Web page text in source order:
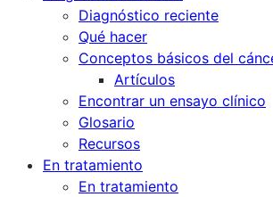
Diagnóstico reciente
Qué hacer
Conceptos básicos del
Artículos
Encontrar un ensayo clínico
Glosario
Recursos
En tratamiento
En tratamiento